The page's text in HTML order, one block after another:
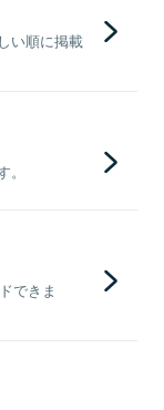
い順に掲載
できま